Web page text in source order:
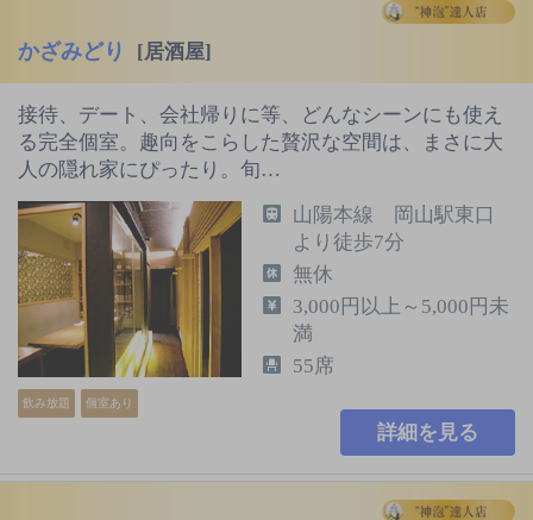
かざみどり [居酒屋]
接待、デート、会社帰りに等、どんなシーンにも使え
る完全個室。趣向をこらした贅沢な空間は、まさに大
人の隠れ家にぴったり。旬…
飲み放題 個室あり
山陽本線 岡山駅東口
より徒歩7分
無休
3,000円以上～5,000円未
満
55席
詳細を見る